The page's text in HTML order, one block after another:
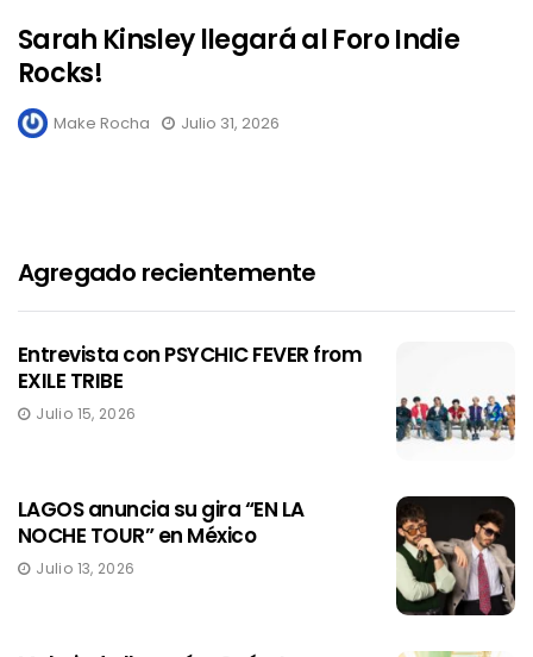
Sarah Kinsley llegará al Foro Indie
Rocks!
Make Rocha Julio 31, 2026
Agregado recientemente
Entrevista con PSYCHIC FEVER from
EXILE TRIBE
Julio 15, 2026
LAGOS anuncia su gira “EN LA
NOCHE TOUR” en México
Julio 13, 2026